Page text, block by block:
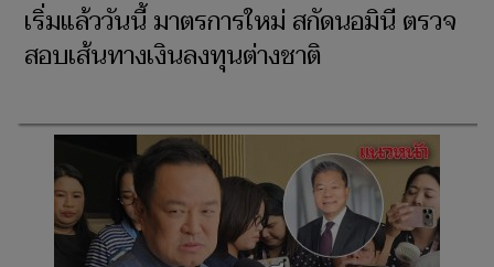
เริ่มแล้ววันนี้ มาตรการใหม่ สกัดนอมินี ตรวจ
สอบเส้นทางเงินลงทุนต่างชาติ